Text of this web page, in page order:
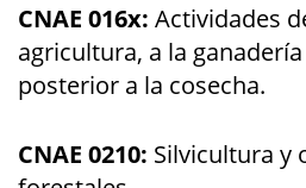
CNAE 016x: Actividades
agricultura, a la
posterior a la cosecha.
CNAE 0210: Silvicultura y